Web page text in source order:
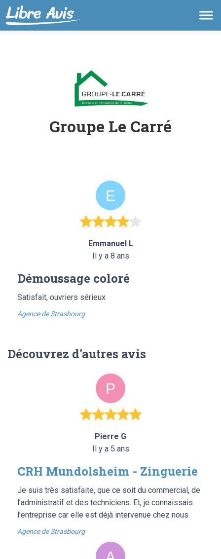
Groupe Le Carré
Emmanuel L
Il y a 8 ans
Démoussage coloré
Satisfait, ouvriers sérieux
Agence de Strasbourg
Découvrez d'autres avis
Pierre G
Il y a 5 ans
CRH Mundolsheim - Zinguerie
Je suis très satisfaite, que ce soit du commercial, de
l’administratif et des techniciens. Et, je connaissais
l’entreprise car elle est déjà intervenue chez nous.
Agence de Strasbourg